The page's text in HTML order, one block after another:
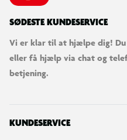
SØDESTE KUNDESERVICE
Vi er klar til at hjælpe dig!
eller få hjælp via chat og
betjening.
KUNDESERVICE